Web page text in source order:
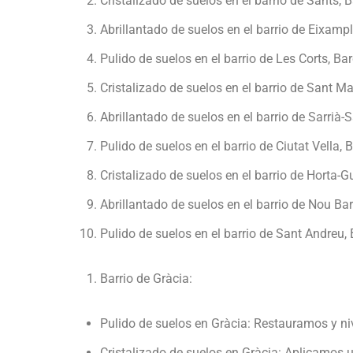
Abrillantado de suelos en el barrio de
Pulido de suelos en el barrio de Les Corts,
Cristalizado de suelos en el barrio de Sant
Abrillantado de suelos en el barrio de Sarrià-
Pulido de suelos en el barrio de Ciutat Vella,
Cristalizado de suelos en el barrio de Horta-
Abrillantado de suelos en el barrio de Nou
Pulido de suelos en el barrio de Sant Andreu,
Barrio de Gràcia:
Pulido de suelos en Gràcia: Restauramos y